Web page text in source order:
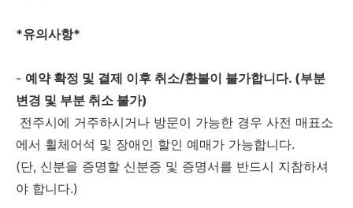
*유의사항*
- 예약 확정 및 결제 이후 취소/환불이 불가합니다. (부분
변경 및 부분 취소 불가)
전주시에 거주하시거나 방문이 가능한 경우 사전 매표소
에서 휠체어석 및 장애인 할인 예매가 가능합니다.
(단, 신분을 증명할 신분증 및 증명서를 반드시 지참하셔
야 합니다.)